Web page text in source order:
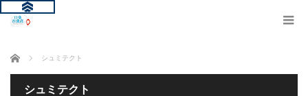
ホーム シュミテクト
シュミテクト